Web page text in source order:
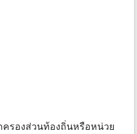
องส่วนท้องถิ่นหรือหน่วย